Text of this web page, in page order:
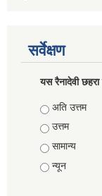
सर्वेक्षण
यस रैनादेवी छहरा
Choices
अति उत्तम
उत्तम
सामान्य
न्यून